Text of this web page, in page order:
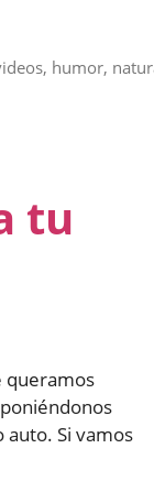
humor,
tu
queramos
Si vamos